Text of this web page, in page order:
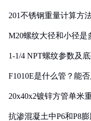
201不锈钢重量计算方
M20螺纹大径和小径是
1-1/4 NPT螺纹参数及
F1010E是什么管？能
20x40x2镀锌方管单米
抗渗混凝土中P6和P8